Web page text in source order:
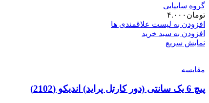
گروه سایپایی
تومان ۴.۰۰۰
افزودن به لیست علاقمندی ها
افزودن به سبد خرید
نمایش سریع
مقایسه
پیچ 6 یک سانتی (دور کارتل پراید) اندیکو (2102)